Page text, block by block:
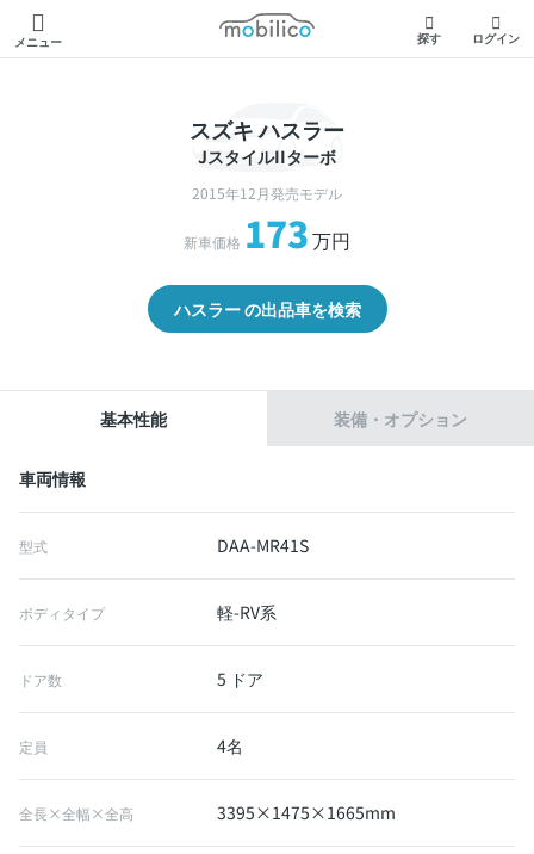
メニュー
モビリコ
探す ログイン
スズキ ハスラー
JスタイルIIターボ
2015年12月発売モデル
新車価格 173万円
ハスラー の出品車を検索
基本性能 装備・オプション
車両情報
型式 DAA-MR41S
ボディタイプ 軽-RV系
ドア数 5 ドア
定員 4名
全長×全幅×全高 3395×1475×1665mm